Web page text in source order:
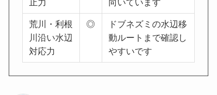
止力
向いています
荒川・利根
川沿い水辺
対応力
◎
ドブネズミの水辺移
動ルートまで確認し
やすいです